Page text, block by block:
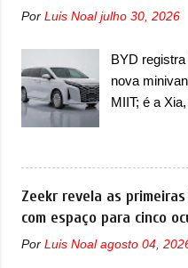
chagaria ao
prova viva
mexe sim.
vendido com
identidade
mas ainda
mudança já
percebe que
para-choque
um vinco
atravessa
Por Luis Noal julho 30, 2026
BYD
nova
MIIT; é a
primeiras
minivan, na
da Indústria
MIIT, a
marca
Zeekr revela as
com espaço para cinco
Por Luis Noal agosto 04,